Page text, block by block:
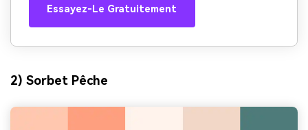
Essayez-Le Gratuitement
2) Sorbet Pêche